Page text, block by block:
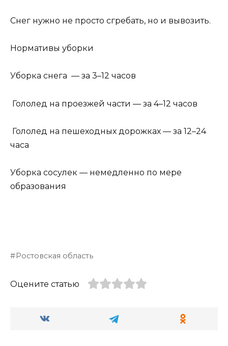
Снег нужно не просто сгребать, но и вывозить.
Нормативы уборки
Уборка снега — за 3–12 часов
Гололед на проезжей части — за 4–12 часов
Гололед на пешеходных дорожках — за 12–24
часа
Уборка сосулек — немедленно по мере
образования
Ростовская область
Оцените статью